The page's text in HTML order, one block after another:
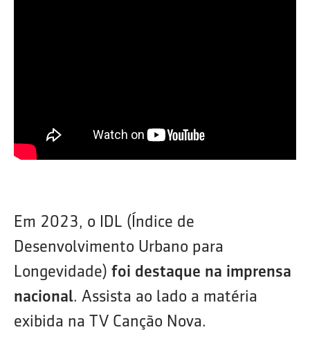
Em 2023, o IDL (Índice de
Desenvolvimento Urbano para
Longevidade) foi destaque na imprensa
nacional. Assista ao lado a matéria
exibida na TV Canção Nova.